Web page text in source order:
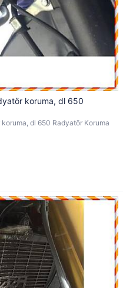
koruma, dl 650
dl 650 Radyatör Koruma